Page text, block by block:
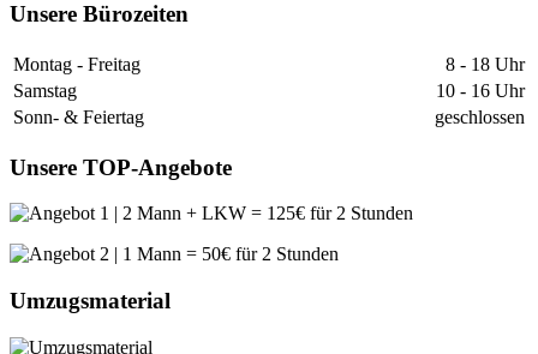
Unsere Bürozeiten
Montag - Freitag
8 - 18 Uhr
Samstag
10 - 16 Uhr
Sonn- & Feiertag
geschlossen
Unsere TOP-Angebote
Umzugsmaterial